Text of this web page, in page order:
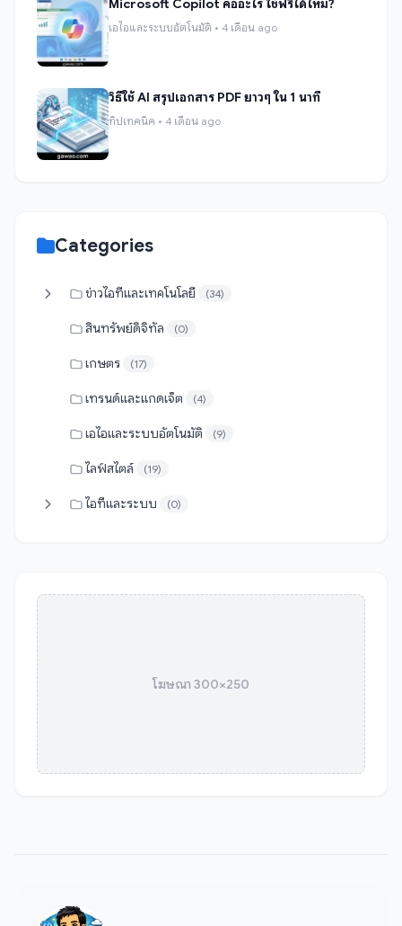
Microsoft Copilot คืออะไร ใช้ฟรีได้ไหม?
เอไอและระบบอัตโนมัติ • 4 เดือน ago
วิธีใช้ AI สรุปเอกสาร PDF ยาวๆ ใน 1 นาที
ทิปเทคนิค • 4 เดือน ago
Categories
ข่าวไอทีและเทคโนโลยี (34)
สินทรัพย์ดิจิทัล (0)
เกษตร (17)
เทรนด์และแกดเจ็ต (4)
เอไอและระบบอัตโนมัติ (9)
ไลฟ์สไตล์ (19)
ไอทีและระบบ (0)
โฆษณา 300×250